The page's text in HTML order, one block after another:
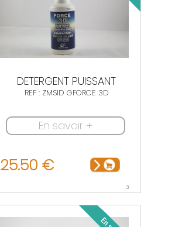
DETERGENT PUISSANT
REF : ZMSID GFORCE 3D
En savoir +
25.50 €
3